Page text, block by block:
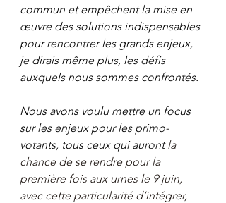
commun et empêchent la mise en
œuvre des solutions indispensables
pour rencontrer les grands enjeux,
je dirais même plus, les défis
auxquels nous sommes confrontés.
Nous avons voulu mettre un focus
sur les enjeux pour les primo-
votants, tous ceux qui auront la
chance de se rendre pour la
première fois aux urnes le 9 juin,
avec cette particularité d’intégrer,